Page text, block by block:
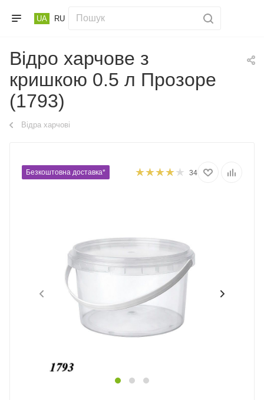
UA RU
Відро харчове з
кришкою 0.5 л Прозоре
(1793)
Відра харчові
Безкоштовна доставка* 34